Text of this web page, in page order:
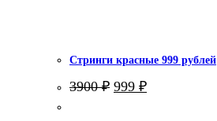
Стринги красные 999 рублей
3900₽ Первоначальная
цена
999 ₽Текущая
цена: